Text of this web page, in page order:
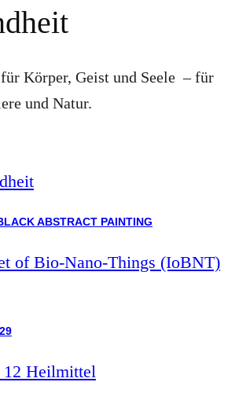
Körper, Geist und Seele – für
und Natur.
of Bio-Nano-Things (IoBNT)
12 Heilmittel